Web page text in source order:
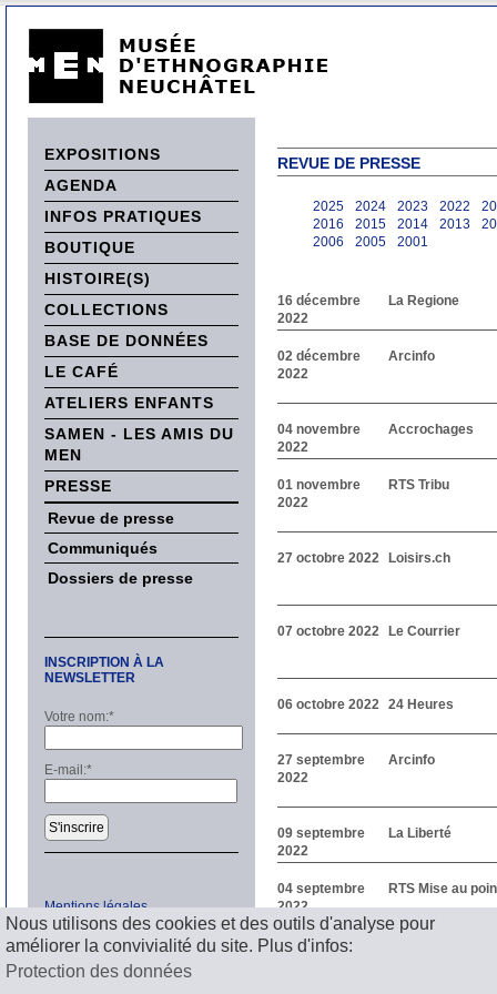
Nous utilisons des cookies et des outils d'analyse pour
améliorer la convivialité du site. Plus d'infos:
Protection des données
EXPOSITIONS
AGENDA
INFOS PRATIQUES
BOUTIQUE
HISTOIRE(S)
COLLECTIONS
BASE DE DONNÉES
LE CAFÉ
ATELIERS ENFANTS
SAMEN - LES AMIS DU
MEN
PRESSE
Revue de presse
Communiqués
Dossiers de presse
INSCRIPTION À LA
NEWSLETTER
Votre nom:*
E-mail:*
S'inscrire
Mentions légales
REVUE DE PRESSE
2025 2024 2023 2022
2016
2015 2014 2013
2006
2005 2001
16 décembre
2022
La Regione
02 décembre
2022
Arcinfo
04 novembre
2022
Accrochages
01 novembre
2022
RTS Tribu
27 octobre 2022 Loisirs.ch
07 octobre 2022 Le Courrier
06 octobre 2022 24 Heures
27 septembre
2022
Arcinfo
09 septembre
2022
La Liberté
04 septembre
2022
RTS Mise au
1 2 3